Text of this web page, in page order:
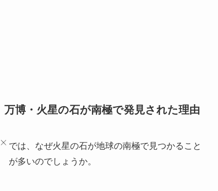
万博・火星の石が南極で発見された理由
では、なぜ火星の石が地球の南極で見つかること
が多いのでしょうか。